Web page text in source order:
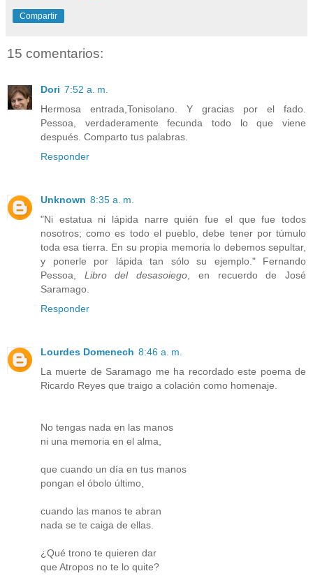
Compartir
15 comentarios:
Dori 7:52 a. m.
Hermosa entrada,Tonisolano. Y gracias por el fado.
Pessoa, verdaderamente fecunda todo lo que viene
después. Comparto tus palabras.
Responder
Unknown 8:35 a. m.
"Ni estatua ni lápida narre quién fue el que fue todos
nosotros; como es todo el pueblo, debe tener por túmulo
toda esa tierra. En su propia memoria lo debemos sepultar,
y ponerle por lápida tan sólo su ejemplo." Fernando
Pessoa, Libro del desasoiego , en recuerdo de José
Saramago.
Responder
Lourdes Domenech 8:46 a. m.
La muerte de Saramago me ha recordado este poema de
Ricardo Reyes que traigo a colación como homenaje.
No tengas nada en las manos
ni una memoria en el alma,
que cuando un día en tus manos
pongan el óbolo último,
cuando las manos te abran
nada se te caiga de ellas.
¿Qué trono te quieren dar
que Atropos no te lo quite?